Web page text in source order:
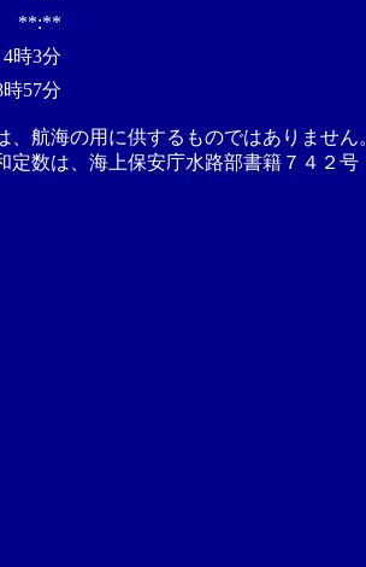
**:**
4時3分
時57分
、航海の用に供するものではありませ
定数は、海上保安庁水路部書籍７４２